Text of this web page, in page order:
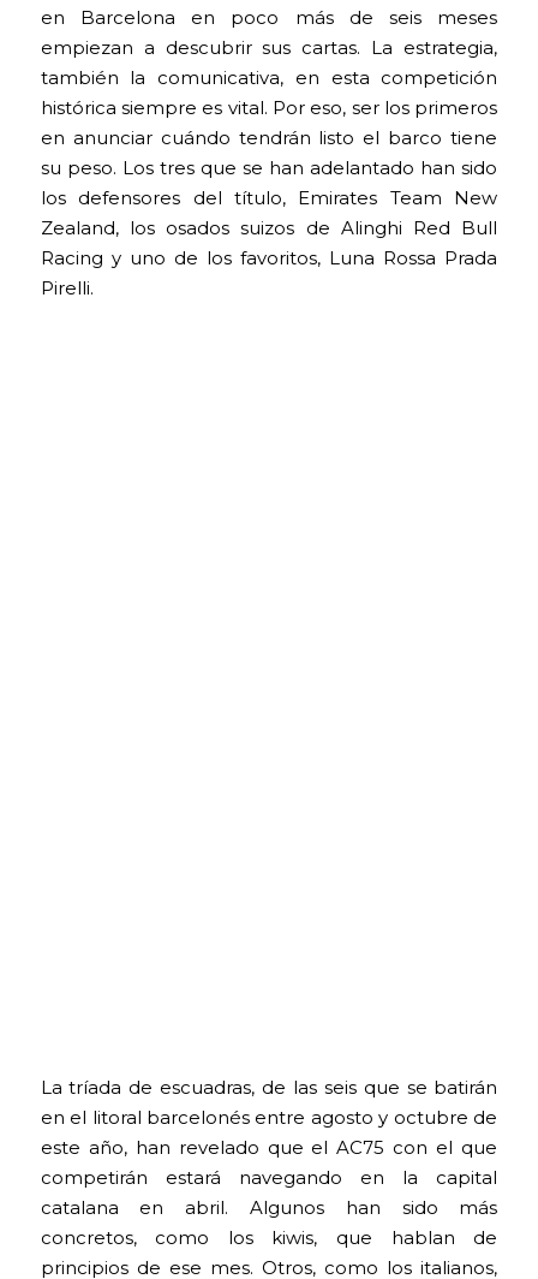
en Barcelona en poco más de seis meses
empiezan a descubrir sus cartas. La estrategia,
también la comunicativa, en esta competición
histórica siempre es vital. Por eso, ser los primeros
en anunciar cuándo tendrán listo el barco tiene
su peso. Los tres que se han adelantado han sido
los defensores del título, Emirates Team New
Zealand, los osados suizos de Alinghi Red Bull
Racing y uno de los favoritos, Luna Rossa Prada
Pirelli.
La tríada de escuadras, de las seis que se batirán
en el litoral barcelonés entre agosto y octubre de
este año, han revelado que el AC75 con el que
competirán estará navegando en la capital
catalana en abril. Algunos han sido más
concretos, como los kiwis, que hablan de
principios de ese mes. Otros, como los italianos,